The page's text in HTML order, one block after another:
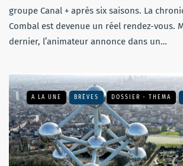
groupe Canal + après six saisons. La
Combal est devenue un réel rendez-vous.
dernier, l’animateur annonce dans un…
A LA UNE BRÈVES DOSSIER - THEMA